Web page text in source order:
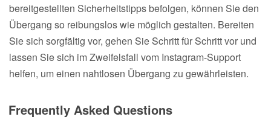
bereitgestellten Sicherheitstipps befolgen, können Sie den
Übergang so reibungslos wie möglich gestalten. Bereiten
Sie sich sorgfältig vor, gehen Sie Schritt für Schritt vor und
lassen Sie sich im Zweifelsfall vom Instagram-Support
helfen, um einen nahtlosen Übergang zu gewährleisten.
Frequently Asked Questions